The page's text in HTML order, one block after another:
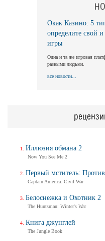
Окак Казино: 5
определите свой
игры
Одна и та же игровая
разными людьми.
все новости...
Иллюзия обмана 2
Now You See Me 2
Первый мститель:
Captain America: Civil War
Белоснежка и Охотник 2
The Huntsman: Winter's War
Книга джунглей
The Jungle Book